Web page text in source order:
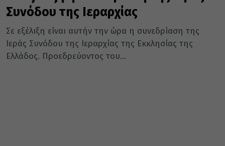
Συνόδου της Ιεραρχίας
Σε εξέλιξη είναι αυτήν την ώρα η συνεδρίαση της
Ιεράς Συνόδου της Ιεραρχίας της Εκκλησίας της
Ελλάδος. Προεδρεύοντος του...